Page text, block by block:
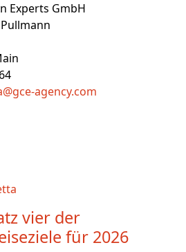
Experts GmbH
agency.com
vier der
für 2026